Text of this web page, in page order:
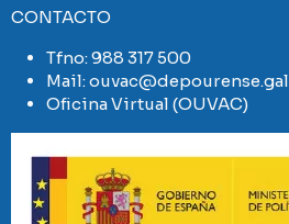
CONTACTO
Tfno:988 317 500
Mail:ouvac@depourense.gal
Oficina Virtual (OUVAC)